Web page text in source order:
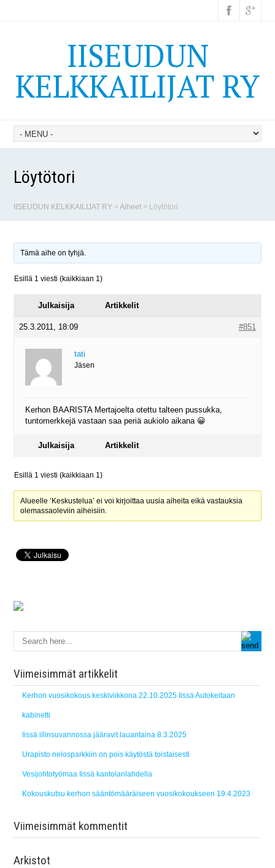
IISEUDUN
KELKKAILIJAT RY
Löytötori
IISEUDUN KELKKAILIJAT RY >Aiheet > Löytötori
Tämä aihe on tyhjä.
Esillä 1 viesti (kaikkiaan 1)
Julkaisija Artikkelit
25.3.2011, 18:09 #851
tati
Jäsen
Kerhon BAARISTA Mertajoelta otettu talteen pussukka,
tuntomerkkejä vastaan saa periä aukiolo aikana 😀
Julkaisija Artikkelit
Esillä 1 viesti (kaikkiaan 1)
Alueelle ‘Keskustelua’ ei voi kirjoittaa uusia aiheita eikä vastauksia
olemassaoleviin aiheisiin.
Viimeisimmät artikkelit
Kerhon vuosikokous keskiviikkona 22.10.2025 Iissä Autokeitaan
kabinetti
Iissä illinsuvannossa jääravit lauantaina 8.3.2025
Urapisto nelosparkkiin on pois käytöstä toistaisesti
Vesijohtotyömaa Iissä kantolanlahdella
Kokouskutsu kerhon sääntömääräiseen vuosikokoukseen 19.4.2023
Viimeisimmät kommentit
Arkistot